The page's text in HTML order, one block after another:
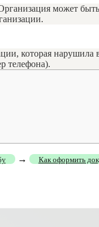
может
которая
телефона).
→ Как оформить